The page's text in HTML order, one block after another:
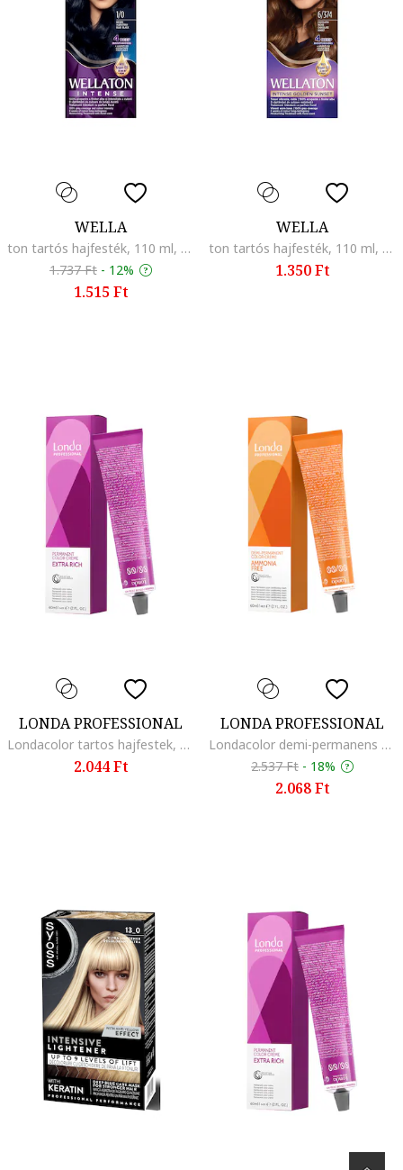
WELLA
ton tartós hajfesték, 110 ml, Black Blue 1/0
1.737 Ft - 12%
1.515 Ft
WELLA
ton tartós hajfesték, 110 ml, Sotet Csokoladebarna 6/374
1.350 Ft
LONDA PROFESSIONAL
Londacolor tartos hajfestek, 5/46
2.044 Ft
LONDA PROFESSIONAL
Londacolor demi-permanens hajfestek., 10/3
2.537 Ft - 18%
2.068 Ft